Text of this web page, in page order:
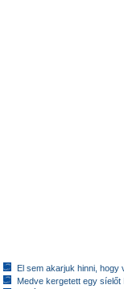
El sem akarjuk hinni, hogy
Medve kergetett egy síelőt